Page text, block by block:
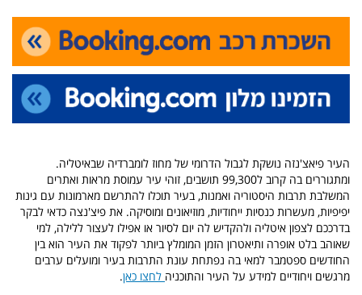
העיר פיאצ'נזה נושקת לגבול הדרומי של מחוז לומברדיה שבאיטליה.
ומתגוררים בה קרוב ל99,300 תושבים, זוהי עיר עמוסת מראות ואתרים
המשלבת תרבות היסטוריה ואמנות, בעיר תוכלו להתרשם מארמונות עם גינות
יפיפיות, מעשרות כנסיות ייחודיות, מוזיאונים ומוסיקה. את פיצ'נצה כדאי לבקר
בדרככם לצפון איטליה ולהקדיש לה יום לסיור או אפילו לעצור ללילה, למי
שאוהב בלט אופרה ותיאטרון הזמן המומלץ ביותר לפקוד את העיר הוא בין
החודשים ספטמבר למאי בה נפתחת עונת התרבות בעיר ומועלים ערבים
מרגשים ויחודיים למידע על העיר והתוכניה לחצו כאן.